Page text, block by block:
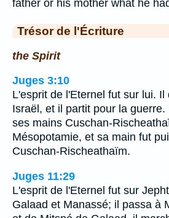
father or his mother what he
Trésor de l'Écriture
the Spirit
Juges 3:10
L'esprit de l'Eternel fut sur lui. Il
Israël, et il partit pour la
ses mains Cuschan-
Mésopotamie, et sa main fut
Cuschan-Rischeathaïm.
Juges 11:29
L'esprit de l'Eternel fut sur
Galaad et Manassé; il passa à